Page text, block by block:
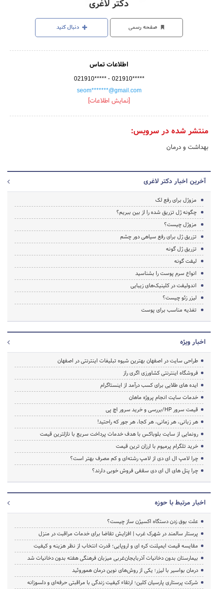
دکتر لاغری
صفحه رسمی دنبال کنید
اطلاعات تماس
021910***** - 021910*****
seom*******@gmail.com
[نمایش اطلاعات]
منتشر شده در سرویس:
بهداشت و درمان
آخرین اخبار دکتر لاغری
مزوژل برای رفع لک
چگونه ژل تزریق شده را از بین ببریم؟
مزوژل چیست؟
تزریق ژل برای رفع سیاهی دور چشم
تزریق ژل گونه
لیفت گونه
انواع سرم پوست را بشناسید
اندولیفت در کلینیک‌های زیبایی
لیزر زئو چیست؟
تغذیه مناسب برای پوست
اخبار ویژه
طراحی سایت در اصفهان بهترین شیوه تبلیغات اینترنتی در اصفهان
فروشگاه اینترنتی کشاورزی اگری راز
ایده های طلایی برای کسب درآمد از اینستاگرام
خدمات سایت انجام پروژه ماهان
قیمت سرور HP/بررسی و خرید سرور اچ پی
هر زبانی، هر زمانی، هر کجا، هر جور که راحتید!
رونمایی از سایت بلوباکس با هدف خدمات پرداخت سریع با نازلترین قیمت
خرید تلگرام پرمیوم با ارزان ترین قیمت
چرا لامپ ال ای دی از لامپ رشته‌ای و کم مصرف بهتر است؟
چرا پنل های ال ای دی سقفی فروش خوبی دارند؟
اخبار مرتبط با حوزه
علت بوق زدن دستگاه اکسیژن ساز چیست؟
پرستار سالمند در شهرک غرب | افزایش تقاضا برای خدمات مراقبت در منزل
مقایسه قیمت ایمپلنت کره ای و اروپایی؛ قدرت انتخاب از نظر هزینه و کیفیت
بیمارستان بدون دخانیات آذربایجان‌غربی میزبان فرهنگی هفته بدون دخانیات شد
درمان بواسیر با لیزر؛ یکی از روش‌های نوین درمان هموروئید
شرکت پرستاری پارسیان کلین؛ ارتقاء کیفیت زندگی با مراقبتی حرفه‌ای و دلسوزانه